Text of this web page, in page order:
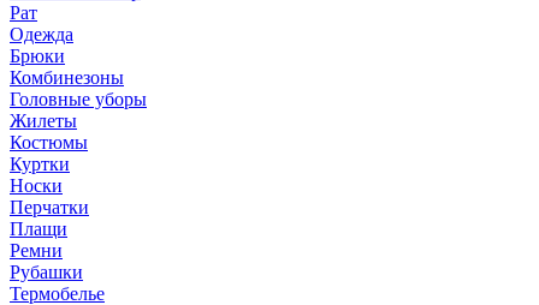
Рат
Одежда
Брюки
Комбинезоны
Головные уборы
Жилеты
Костюмы
Куртки
Носки
Перчатки
Плащи
Ремни
Рубашки
Термобелье